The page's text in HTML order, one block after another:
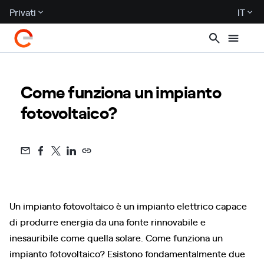
Privati IT
Come funziona un impianto
fotovoltaico?
Un impianto fotovoltaico è un impianto elettrico capace
di produrre energia da una fonte rinnovabile e
inesauribile come quella solare. Come funziona un
impianto fotovoltaico? Esistono fondamentalmente due